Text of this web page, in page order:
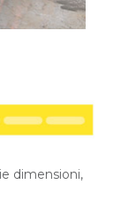
dimensioni,